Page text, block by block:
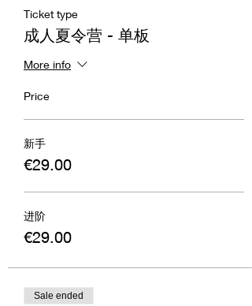
Ticket type
成人夏令营 - 单板
More info
Price
新手
€29.00
进阶
€29.00
Sale ended